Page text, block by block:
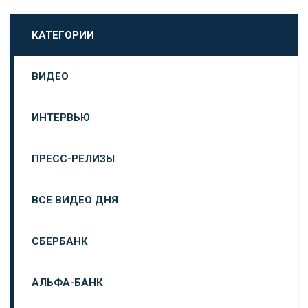
КАТЕГОРИИ
ВИДЕО
ИНТЕРВЬЮ
ПРЕСС-РЕЛИЗЫ
ВСЕ ВИДЕО ДНЯ
СБЕРБАНК
АЛЬФА-БАНК